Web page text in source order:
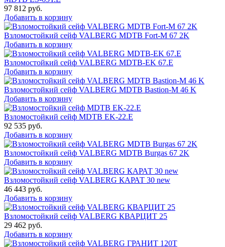
97 812 руб.
Добавить в корзину
Взломостойкий сейф VALBERG MDTB Fort-M 67 2K
Добавить в корзину
Взломостойкий сейф VALBERG MDTB-EK 67.E
Добавить в корзину
Взломостойкий сейф VALBERG MDTB Bastion-M 46 K
Добавить в корзину
Взломостойкий сейф MDTB EK-22.E
92 535 руб.
Добавить в корзину
Взломостойкий сейф VALBERG MDTB Burgas 67 2K
Добавить в корзину
Взломостойкий сейф VALBERG КАРАТ 30 new
46 443 руб.
Добавить в корзину
Взломостойкий сейф VALBERG КВАРЦИТ 25
29 462 руб.
Добавить в корзину